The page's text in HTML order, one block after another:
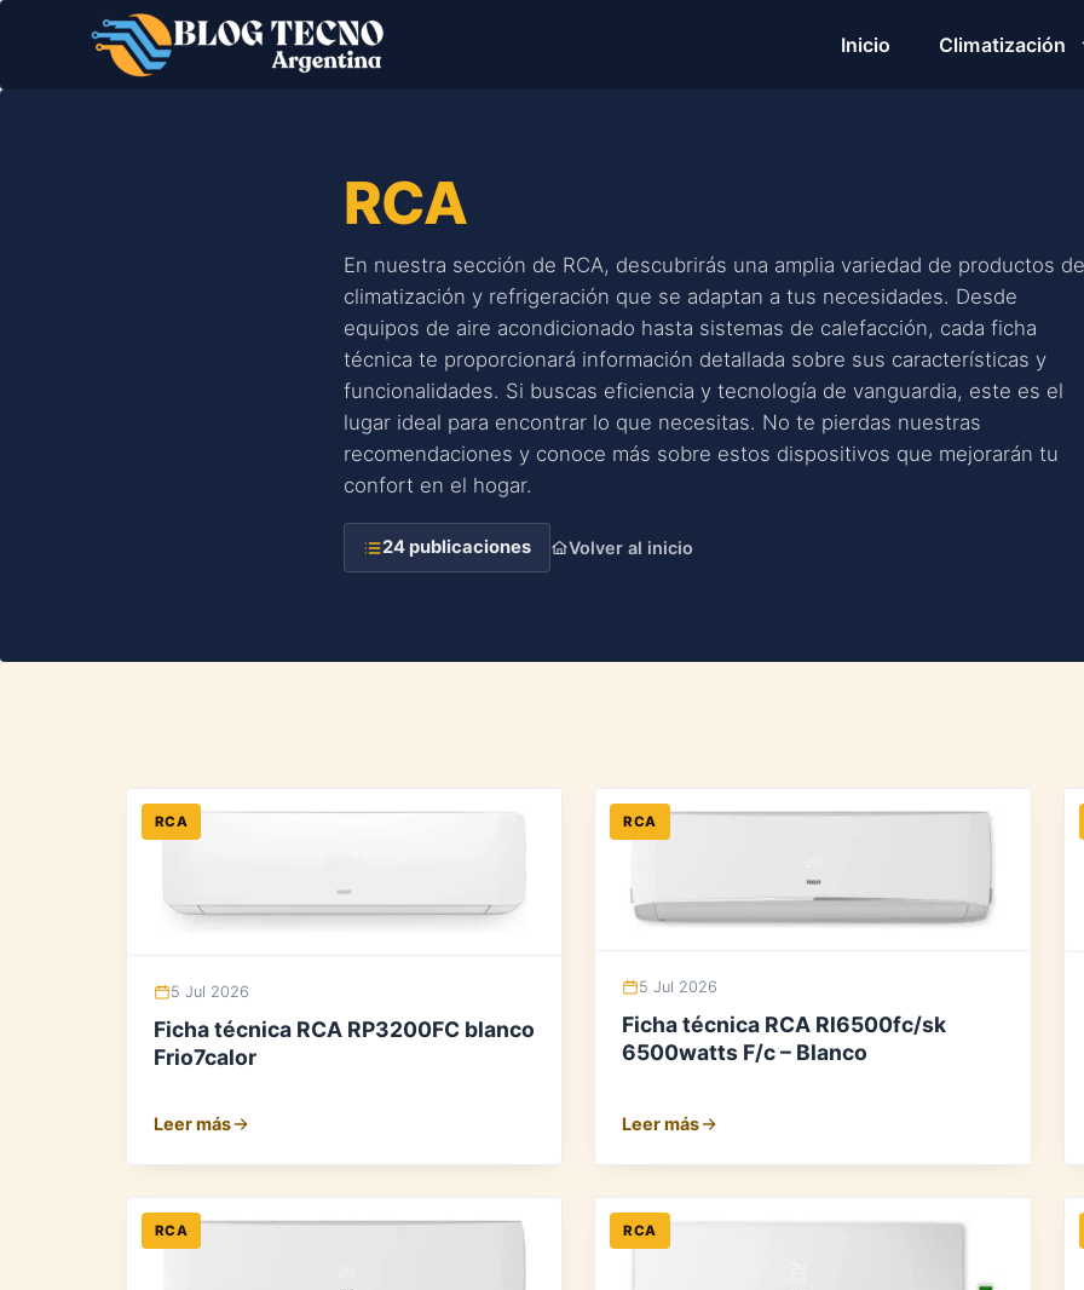
Inicio Climatización
RCA
En nuestra sección de RCA, descubrirás una amplia variedad de productos de
climatización y refrigeración que se adaptan a tus necesidades. Desde
equipos de aire acondicionado hasta sistemas de calefacción, cada ficha
técnica te proporcionará información detallada sobre sus características y
funcionalidades. Si buscas eficiencia y tecnología de vanguardia, este es el
lugar ideal para encontrar lo que necesitas. No te pierdas nuestras
recomendaciones y conoce más sobre estos dispositivos que mejorarán tu
confort en el hogar.
24 publicaciones Volver al inicio
RCA
5 Jul 2026
Ficha técnica RCA RP3200FC blanco
Frio7calor
Leer más
RCA
5 Jul 2026
Ficha técnica RCA Rl6500fc/sk
6500watts F/c – Blanco
Leer más
RCA RCA